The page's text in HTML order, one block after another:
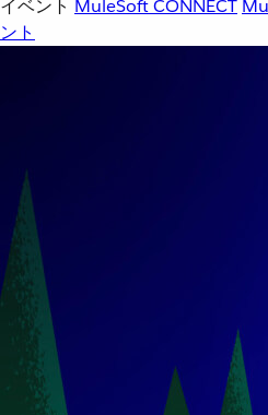
イベント MuleSoft CONNECT
ント